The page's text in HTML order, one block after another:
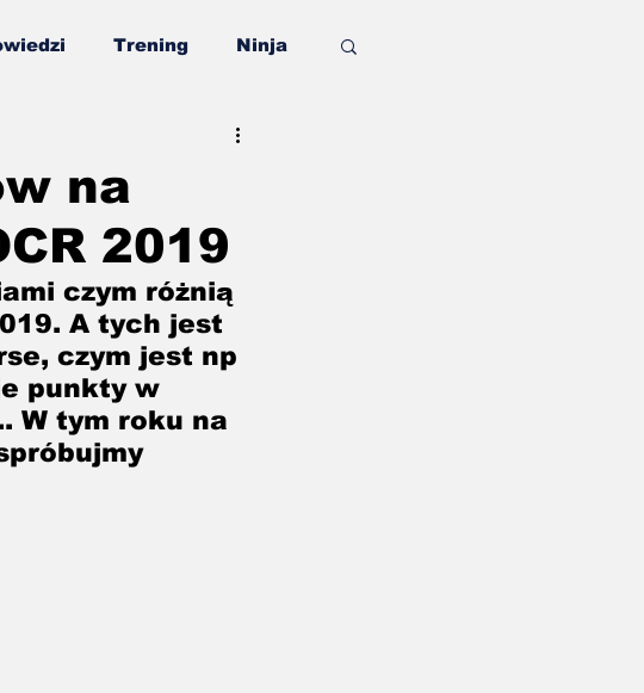
Trening Ninja
Publicystyka
na
2019
czym różnią
A tych jest
czym jest np
punkty w
W tym roku na